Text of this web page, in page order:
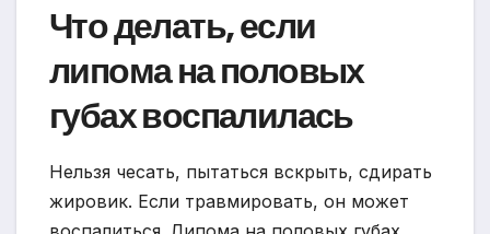
Что делать, если
липома на половых
губах воспалилась
Нельзя чесать, пытаться вскрыть, сдирать
жировик. Если травмировать, он может